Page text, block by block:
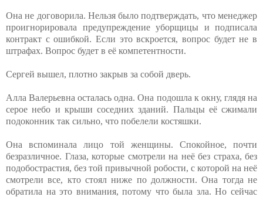
Она не договорила. Нельзя было подтверждать, что менеджер
проигнорировала предупреждение уборщицы и подписала
контракт с ошибкой. Если это вскроется, вопрос будет не в
штрафах. Вопрос будет в её компетентности.
Сергей вышел, плотно закрыв за собой дверь.
Алла Валерьевна осталась одна. Она подошла к окну, глядя на
серое небо и крыши соседних зданий. Пальцы её сжимали
подоконник так сильно, что побелели костяшки.
Она вспоминала лицо той женщины. Спокойное, почти
безразличное. Глаза, которые смотрели на неё без страха, без
подобострастия, без той привычной робости, с которой на неё
смотрели все, кто стоял ниже по должности. Она тогда не
обратила на это внимания, потому что была зла. Но сейчас